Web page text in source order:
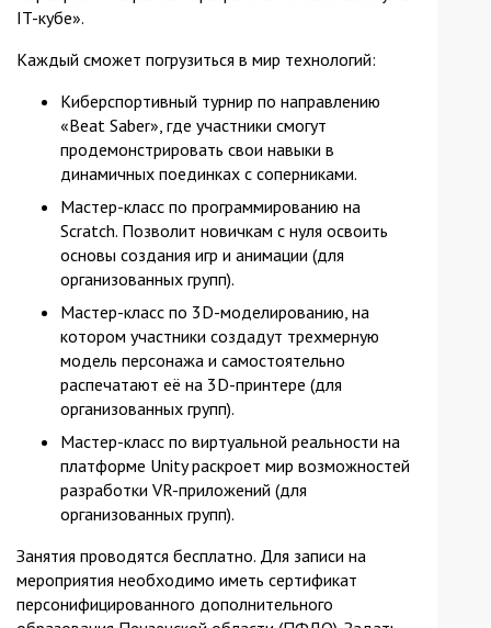
IT-кубе».
Каждый сможет погрузиться в мир технологий:
Киберспортивный турнир по направлению
«Beat Saber», где участники смогут
продемонстрировать свои навыки в
динамичных поединках с соперниками.
Мастер-класс по программированию на
Scratch. Позволит новичкам с нуля освоить
основы создания игр и анимации (для
организованных групп).
Мастер-класс по 3D-моделированию, на
котором участники создадут трехмерную
модель персонажа и самостоятельно
распечатают её на 3D-принтере (для
организованных групп).
Мастер-класс по виртуальной реальности на
платформе Unity раскроет мир возможностей
разработки VR-приложений (для
организованных групп).
Занятия проводятся бесплатно. Для записи на
мероприятия необходимо иметь сертификат
персонифицированного дополнительного